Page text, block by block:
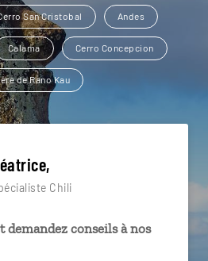
San Cristobal Andes
Calama Cerro Concepcion
de Rano Kau
Chili
demandez conseils à nos